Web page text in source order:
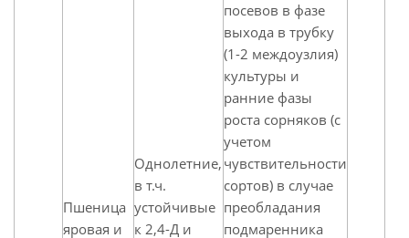
Пшеница
яровая и
Однолетние,
в т.ч.
устойчивые
к 2,4-Д и
посевов в фазе
выхода в трубку
(1-2 междоузлия)
культуры и
ранние фазы
роста сорняков (с
учетом
чувствительности
сортов) в случае
преобладания
подмаренника